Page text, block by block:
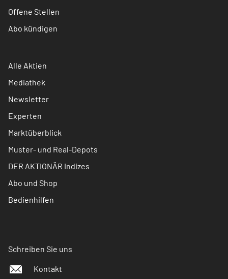
Offene Stellen
Abo kündigen
Alle Aktien
Mediathek
Newsletter
Experten
Marktüberblick
Muster- und Real-Depots
DER AKTIONÄR Indizes
Abo und Shop
Bedienhilfen
Schreiben Sie uns
Kontakt